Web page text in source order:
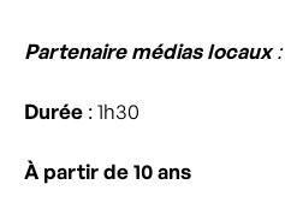
Partenaire médias locaux:
Durée : 1h30
À partir de 10 ans